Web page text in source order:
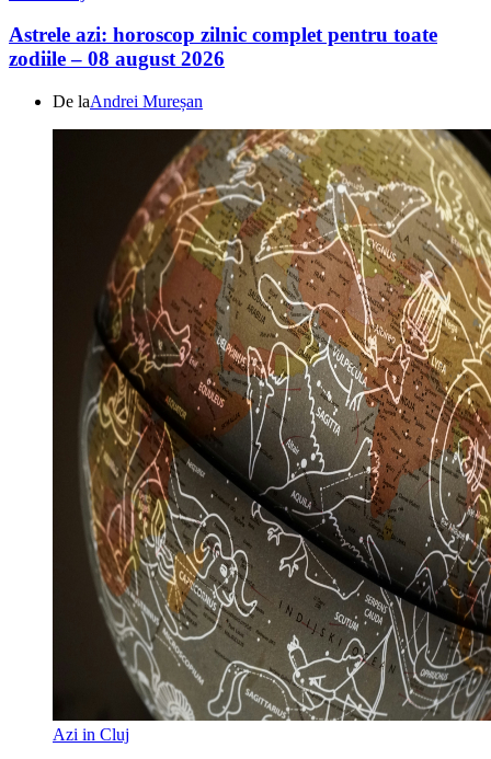
Astrele azi: horoscop zilnic complet pentru toate
zodiile – 08 august 2026
De laAndrei Mureșan
Azi in Cluj